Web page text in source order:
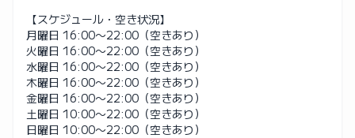
【スケジュール・空き状況】
月曜日 16:00〜22:00（空きあり）
火曜日 16:00〜22:00（空きあり）
水曜日 16:00〜22:00（空きあり）
木曜日 16:00〜22:00（空きあり）
金曜日 16:00〜22:00（空きあり）
土曜日 10:00〜22:00（空きあり）
日曜日 10:00〜22:00（空きあり）